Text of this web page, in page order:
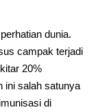
dunia.
campak terjadi
20%
ini salah satunya
di